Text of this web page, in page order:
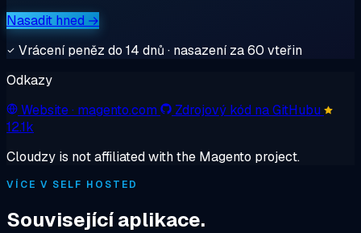
Nasadit hned →
Vrácení peněz do 14 dnů · nasazení za 60 vteřin
Odkazy
Website· magento.com
Zdrojový kód na GitHubu
12.1k
Cloudzy is not affiliated with the Magento project.
VÍCE V SELF HOSTED
Související aplikace.